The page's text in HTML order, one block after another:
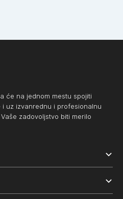
će na jednom mestu spojiti
uz izvanrednu i profesionalnu
zadovoljstvo biti merilo